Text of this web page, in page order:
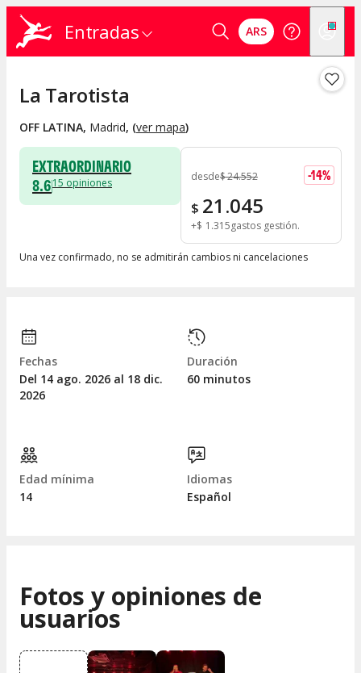
Entradas ARS
La Tarotista
OFF LATINA, Madrid, (ver mapa)
EXTRAORDINARIO
8.615 opiniones desde$24.552 -14%
$ 21.045
+$ 1.315gastos gestión
Una vez confirmado, no se admitirán cambios ni cancelaciones
Fechas
Del 14 ago. 2026 al 18 dic.
2026
Duración
60 minutos
Edad mínima
14
Idiomas
Español
Fotos y opiniones de
usuarios